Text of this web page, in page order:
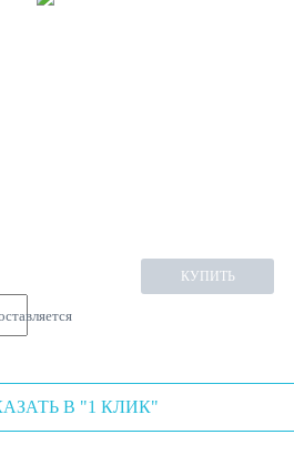
КУПИТЬ
В "1 КЛИК"